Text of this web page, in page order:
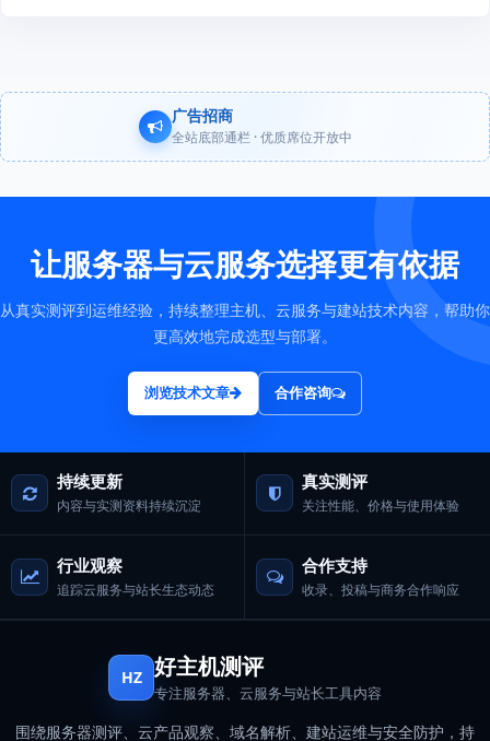
广告招商
全站底部通栏 · 优质席位开放中
让服务器与云服务选择更有依据
从真实测评到运维经验，持续整理主机、云服务与建站技术内容，帮助你
更高效地完成选型与部署。
浏览技术文章 合作咨询
持续更新
内容与实测资料持续沉淀
真实测评
关注性能、价格与使用体验
行业观察
追踪云服务与站长生态动态
合作支持
收录、投稿与商务合作响应
HZ 好主机测评
专注服务器、云服务与站长工具内容
围绕服务器测评、云产品观察、域名解析、建站运维与安全防护，持